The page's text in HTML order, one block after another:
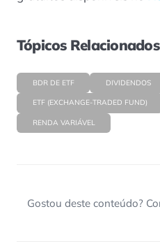
Tópicos Relacionados
BDR DE ETF DIVIDENDOS
ETF (EXCHANGE-TRADED FUND)
RENDA VARIÁVEL
Gostou deste conteúdo?